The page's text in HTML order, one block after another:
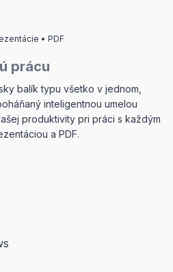
• PDF
prácu
balík typu všetko v jednom,
inteligentnou umelou
produktivity pri práci s každým
a PDF.